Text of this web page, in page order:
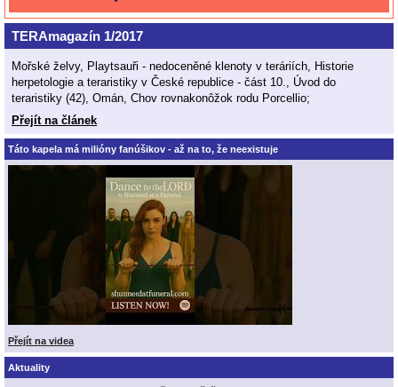
TERAmagazín 1/2017
Mořské želvy, Playtsauři - nedoceněné klenoty v teráriích, Historie
herpetologie a teraristiky v České republice - část 10., Úvod do
teraristiky (42), Omán, Chov rovnakonôžok rodu Porcellio;
Přejít na článek
Táto kapela má milióny fanúšikov - až na to, že neexistuje
Přejít na videa
Aktuality